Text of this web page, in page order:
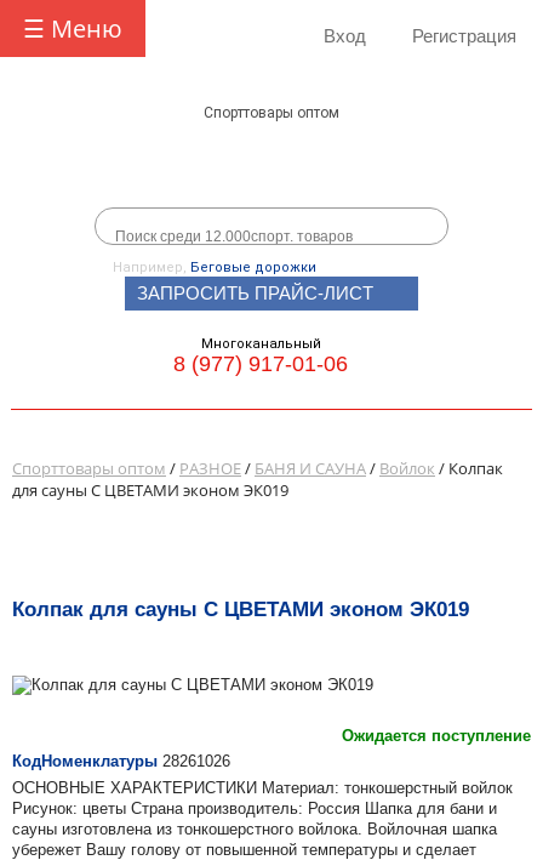
☰ Меню Вход Регистрация
Спорттовары оптом
Например, Беговые дорожки
ЗАПРОСИТЬ ПРАЙС-ЛИСТ
Многоканальный
8 (977) 917-01-06
Спорттовары оптом / РАЗНОЕ/ БАНЯ И САУНА/ Войлок / Колпак
для сауны С ЦВЕТАМИ эконом ЭК019
Колпак для сауны С ЦВЕТАМИ эконом ЭК019
Ожидается поступление
КодНоменклатуры 28261026
ОСНОВНЫЕ ХАРАКТЕРИСТИКИ Материал: тонкошерстный войлок
Рисунок: цветы Страна производитель: Россия Шапка для бани и
сауны изготовлена из тонкошерстного войлока. Войлочная шапка
убережет Вашу голову от повышенной температуры и сделает